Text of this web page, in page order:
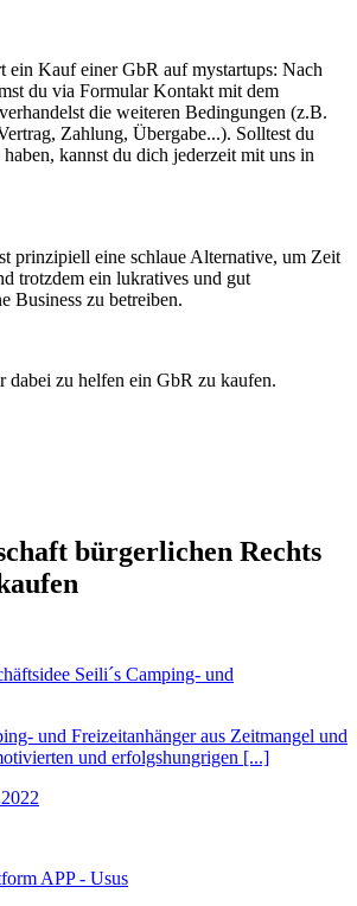
ein Kauf einer GbR auf mystartups: Nach
du via Formular Kontakt mit dem
die weiteren Bedingungen (z.B.
Zahlung, Übergabe...). Solltest du
kannst du dich jederzeit mit uns in
prinzipiell eine schlaue Alternative, um Zeit
trotzdem ein lukratives und gut
Business zu betreiben.
dabei zu helfen ein GbR zu kaufen.
bürgerlichen Rechts
Seili´s Camping- und
und Freizeitanhänger aus Zeitmangel und
und erfolgshungrigen [...]
APP - Usus